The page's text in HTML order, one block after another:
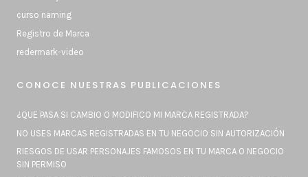
curso naming
Registro de Marca
redermark-video
CONOCE NUESTRAS PUBLICACIONES
¿QUE PASA SI CAMBIO O MODIFICO MI MARCA REGISTRADA?
NO USES MARCAS REGISTRADAS EN TU NEGOCIO SIN AUTORIZACIÓN
RIESGOS DE USAR PERSONAJES FAMOSOS EN TU MARCA O NEGOCIO
SIN PERMISO